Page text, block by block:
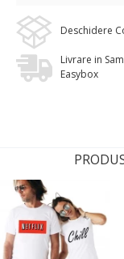
Deschidere
Livrare in
Easybox